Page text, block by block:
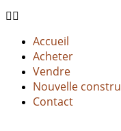
Accueil
Acheter
Vendre
Nouvelle
Contact